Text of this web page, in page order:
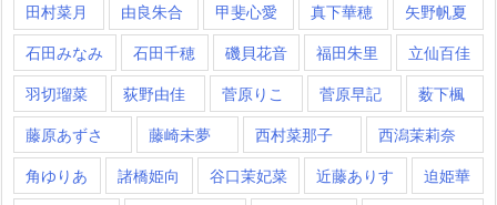
田村菜月 由良朱合 甲斐心愛 真下華穂 矢野帆夏
石田みなみ 石田千穂 磯貝花音 福田朱里 立仙百佳
羽切瑠菜 荻野由佳 菅原りこ 菅原早記 薮下楓
藤原あずさ 藤崎未夢 西村菜那子 西潟茉莉奈
角ゆりあ 諸橋姫向 谷口茉妃菜 近藤ありす 迫姫華